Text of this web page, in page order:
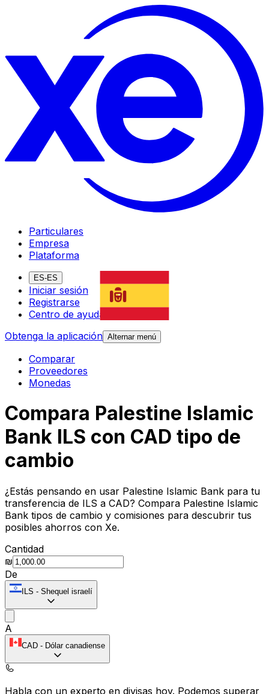
Particulares
Empresa
Plataforma
ES-ES
Iniciar sesión
Registrarse
Centro de ayuda
Obtenga la aplicación Alternar menú
Comparar
Proveedores
Monedas
Compara Palestine Islamic
Bank ILS con CAD tipo de
cambio
¿Estás pensando en usar Palestine Islamic Bank para tu
transferencia de ILS a CAD? Compara Palestine Islamic
Bank tipos de cambio y comisiones para descubrir tus
posibles ahorros con Xe.
Cantidad
₪
De
ILS - Shequel israelí
A
CAD - Dólar canadiense
Habla con un experto en divisas hoy. Podemos superar